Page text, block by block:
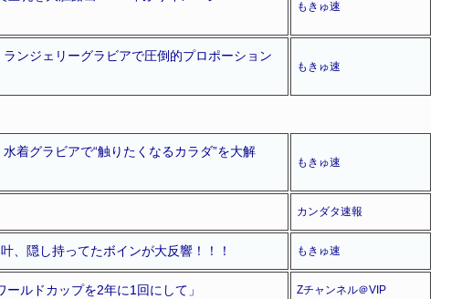
もきゅ速
ンジェリーグラビアで圧倒的プロポーション
もきゅ速
着グラビアで“触りたくなるカラダ”を大解
もきゅ速
カンダタ速報
、隠し持ってたボインが大反響！！！ もきゅ速
ルドカップを2年に1回にして」 Zチャンネル＠VIP